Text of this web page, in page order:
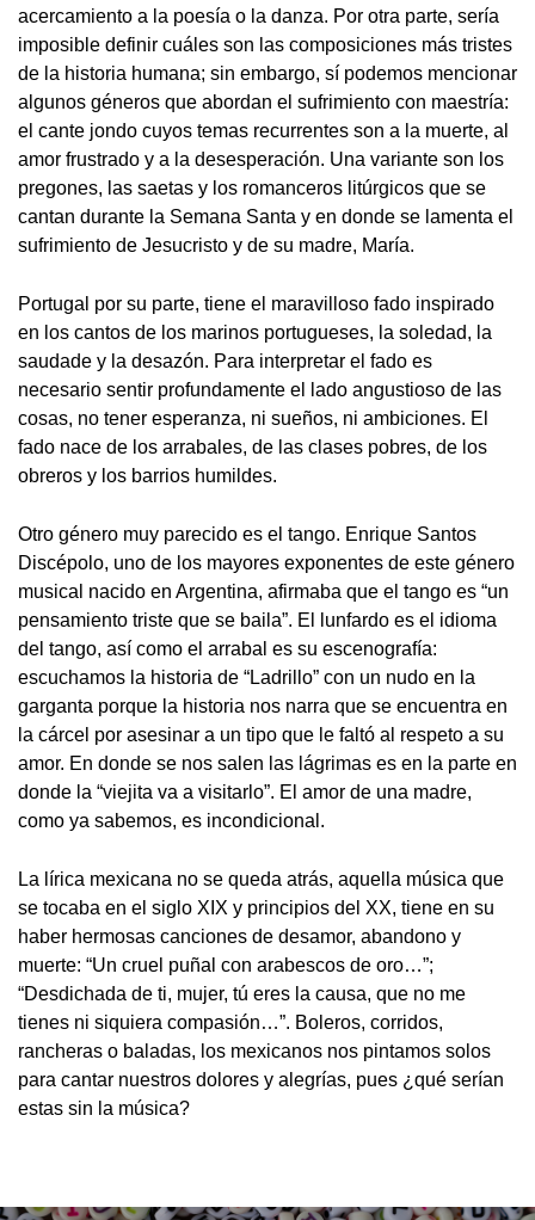
acercamiento a la poesía o la danza. Por otra parte, sería
imposible definir cuáles son las composiciones más tristes
de la historia humana; sin embargo, sí podemos mencionar
algunos géneros que abordan el sufrimiento con maestría:
el cante jondo cuyos temas recurrentes son a la muerte, al
amor frustrado y a la desesperación. Una variante son los
pregones, las saetas y los romanceros litúrgicos que se
cantan durante la Semana Santa y en donde se lamenta el
sufrimiento de Jesucristo y de su madre, María.
Portugal por su parte, tiene el maravilloso fado inspirado
en los cantos de los marinos portugueses, la soledad, la
saudade y la desazón. Para interpretar el fado es
necesario sentir profundamente el lado angustioso de las
cosas, no tener esperanza, ni sueños, ni ambiciones. El
fado nace de los arrabales, de las clases pobres, de los
obreros y los barrios humildes.
Otro género muy parecido es el tango. Enrique Santos
Discépolo, uno de los mayores exponentes de este género
musical nacido en Argentina, afirmaba que el tango es “un
pensamiento triste que se baila”. El lunfardo es el idioma
del tango, así como el arrabal es su escenografía:
escuchamos la historia de “Ladrillo” con un nudo en la
garganta porque la historia nos narra que se encuentra en
la cárcel por asesinar a un tipo que le faltó al respeto a su
amor. En donde se nos salen las lágrimas es en la parte en
donde la “viejita va a visitarlo”. El amor de una madre,
como ya sabemos, es incondicional.
La lírica mexicana no se queda atrás, aquella música que
se tocaba en el siglo XIX y principios del XX, tiene en su
haber hermosas canciones de desamor, abandono y
muerte: “Un cruel puñal con arabescos de oro…”;
“Desdichada de ti, mujer, tú eres la causa, que no me
tienes ni siquiera compasión…”. Boleros, corridos,
rancheras o baladas, los mexicanos nos pintamos solos
para cantar nuestros dolores y alegrías, pues ¿qué serían
estas sin la música?